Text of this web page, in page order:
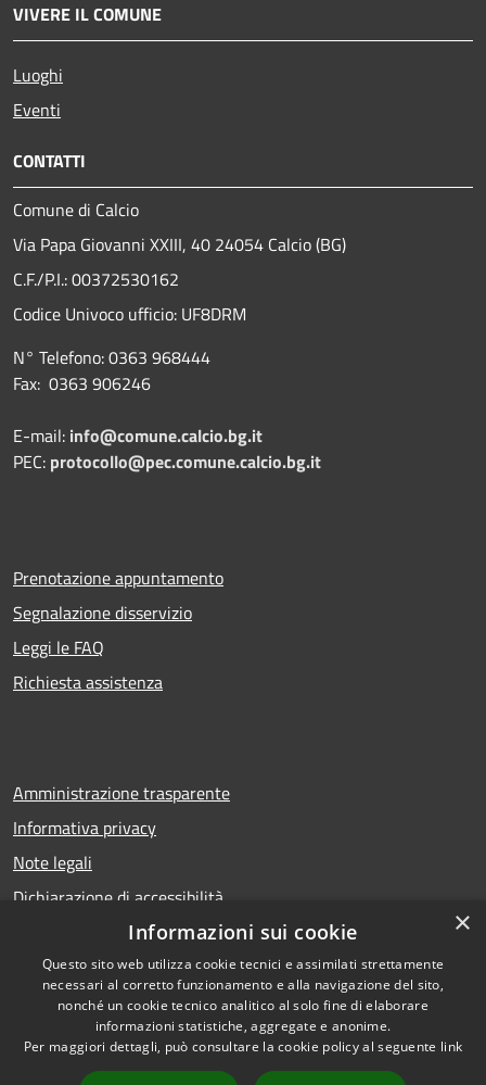
VIVERE IL COMUNE
Luoghi
Eventi
CONTATTI
Comune di Calcio
Via Papa Giovanni XXIII, 40 24054 Calcio (BG)
C.F./P.I.: 00372530162
Codice Univoco ufficio: UF8DRM
N° Telefono: 0363 968444
Fax: 0363 906246
E-mail: info@comune.calcio.bg.it
PEC: protocollo@pec.comune.calcio.bg.it
Prenotazione appuntamento
Segnalazione disservizio
Leggi le FAQ
Richiesta assistenza
Amministrazione trasparente
Informativa privacy
Note legali
Dichiarazione di accessibilità
RSS
Accessibilità
Privacy
Copyright © 2026 • Comune di
Calcio • Powered by
Municipium•Accesso
redazione
×
Informazioni sui cookie
Questo sito web utilizza cookie tecnici e assimilati strettamente
necessari al corretto funzionamento e alla navigazione del sito,
nonché un cookie tecnico analitico al solo fine di elaborare
informazioni statistiche, aggregate e anonime.
Per maggiori dettagli, può consultare la cookie policy al seguente link